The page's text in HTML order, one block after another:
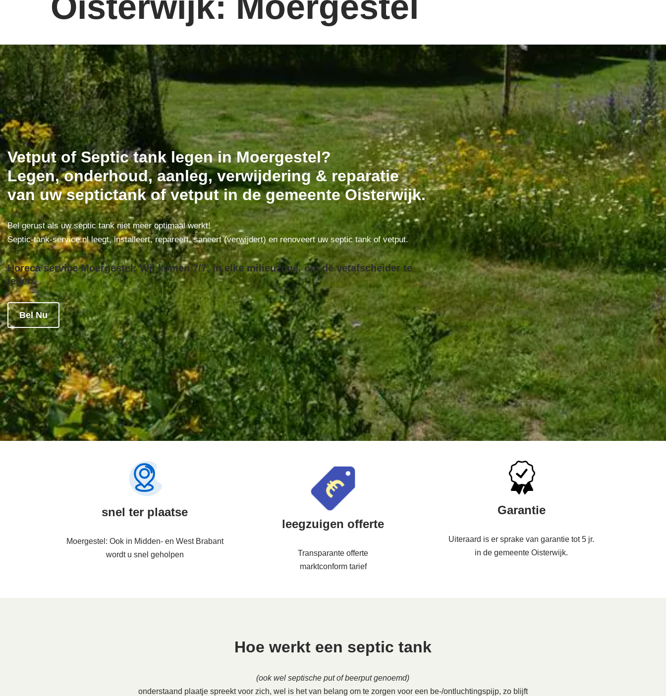
Vetput of Septic tank legen in Moergestel?
Legen, onderhoud, aanleg, verwijdering & reparatie
van uw septictank of vetput in de gemeente Oisterwijk.
Bel gerust als uw septic tank niet meer optimaal werkt!
Septic-tank-service.nl leegt, installeert, repareert, saneert (verwijdert) en renoveert uw septic tank of vetput.
Horeca service Moergestel: Wij komen 7/7, in elke milieuzone, om de vetafscheider te
legen.
Bel Nu
snel ter plaatse
Moergestel: Ook in Midden- en West Brabant
wordt u snel geholpen
leegzuigen offerte
Transparante offerte
marktconform tarief
Garantie
Uiteraard is er sprake van garantie tot 5 jr.
in de gemeente Oisterwijk.
Hoe werkt een septic tank
(ook wel septische put of beerput genoemd)
onderstaand plaatje spreekt voor zich, wel is het van belang om te zorgen voor een be-/ontluchtingspijp, zo blijft